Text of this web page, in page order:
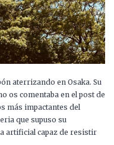
aterrizando en Osaka. Su
os comentaba en el post de
más impactantes del
que supuso su
artificial capaz de resistir